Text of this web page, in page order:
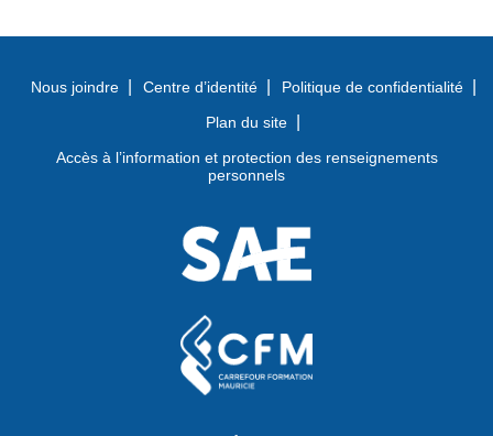
Nous joindre Centre d’identité
Politique de confidentialité
Plan du site
Accès à l’information et protection des renseignements
personnels